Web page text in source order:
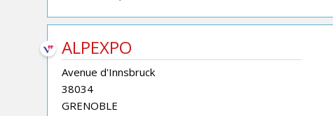
ALPEXPO
Avenue d'Innsbruck
38034
GRENOBLE